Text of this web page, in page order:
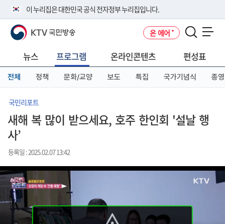
이 누리집은 대한민국 공식 전자정부 누리집입니다.
공식 누리집 주소 확인하기
니다.
이밖에 or.kr 또는 .kr등 다른 도메인 주소를 사용하고 있다면 아래 URL에
서 도메인 주소를 확인해 보세요
KTV 국민방송 온 에어
뉴스 프로그램 온라인콘텐츠 편성표
전체 정책 문화/교양 보도 특집 국가기념식 종영
국민리포트
새해 복 많이 받으세요, 호주 한인회 '설날 행
사’
등록일 : 2025.02.07 13:42